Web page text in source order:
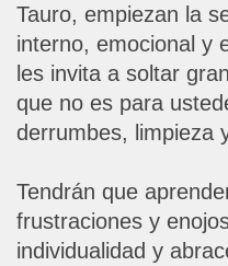
Tauro, empiezan la
interno, emocional y
les invita a soltar
que no es para
derrumbes, limpieza
Tendrán que
frustraciones y
individualidad y